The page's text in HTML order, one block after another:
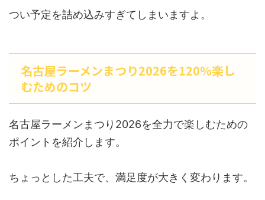
つい予定を詰め込みすぎてしまいますよ。
名古屋ラーメンまつり2026を120％楽し
むためのコツ
名古屋ラーメンまつり2026を全力で楽しむための
ポイントを紹介します。
ちょっとした工夫で、満足度が大きく変わります。